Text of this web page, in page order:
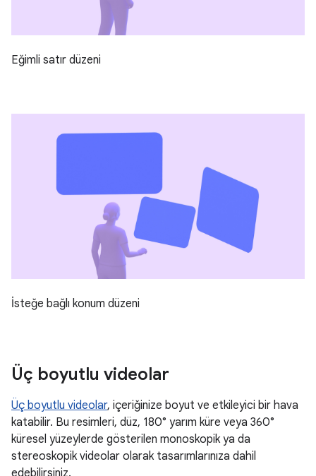
Eğimli satır düzeni
İsteğe bağlı konum düzeni
Üç boyutlu videolar
Üç boyutlu videolar, içeriğinize boyut ve etkileyici bir hava
katabilir. Bu resimleri, düz, 180° yarım küre veya 360°
küresel yüzeylerde gösterilen monoskopik ya da
stereoskopik videolar olarak tasarımlarınıza dahil